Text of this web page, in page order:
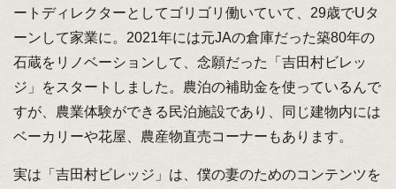
ートディレクターとしてゴリゴリ働いていて、29歳でUタ
ーンして家業に。2021年には元JAの倉庫だった築80年の
石蔵をリノベーションして、念願だった「吉田村ビレッ
ジ」をスタートしました。農泊の補助金を使っているんで
すが、農業体験ができる民泊施設であり、同じ建物内には
ベーカリーや花屋、農産物直売コーナーもあります。
実は「吉田村ビレッジ」は、僕の妻のためのコンテンツを